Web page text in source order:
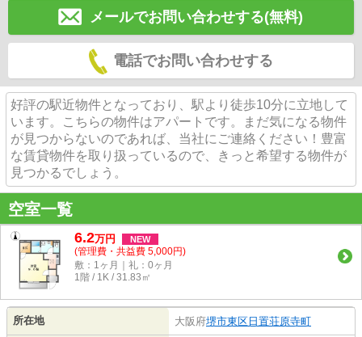
メールでお問い合わせする(無料)
電話でお問い合わせする
好評の駅近物件となっており、駅より徒歩10分に立地して
います。こちらの物件はアパートです。まだ気になる物件
が見つからないのであれば、当社にご連絡ください！豊富
な賃貸物件を取り扱っているので、きっと希望する物件が
見つかるでしょう。
空室一覧
6.2万円 NEW
(管理費・共益費 5,000円)
敷：1ヶ月｜礼：0ヶ月
1階 / 1K / 31.83㎡
所在地 大阪府堺市東区 日置荘原寺町